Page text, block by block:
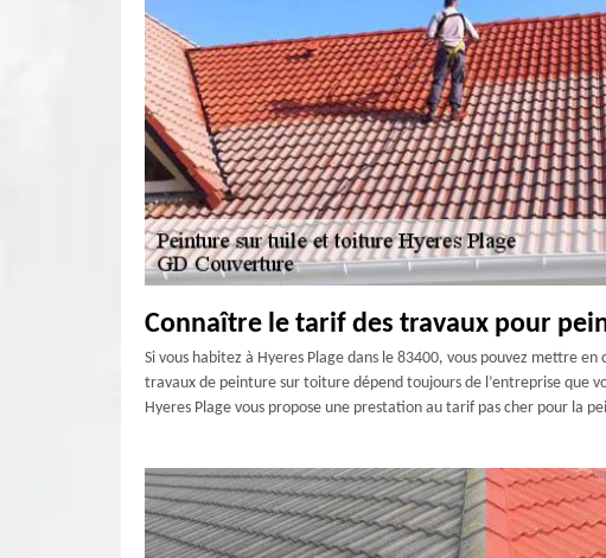
Connaître le tarif des travaux pour
Si vous habitez à Hyeres Plage dans le 83400, vous pouvez mettre
travaux de peinture sur toiture dépend toujours de l’entreprise que
Hyeres Plage vous propose une prestation au tarif pas cher pour la